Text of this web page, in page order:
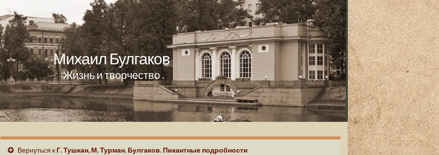
Михаил Булгаков
Жизнь и творчество
Вернуться к Г. Тушкан, М. Турман. Булгаков. Пикантные подробности